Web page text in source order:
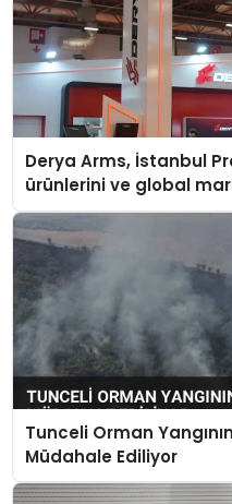
Derya Arms, İstanbul
ürünlerini ve global
Tunceli Orman
Müdahale Ediliyor